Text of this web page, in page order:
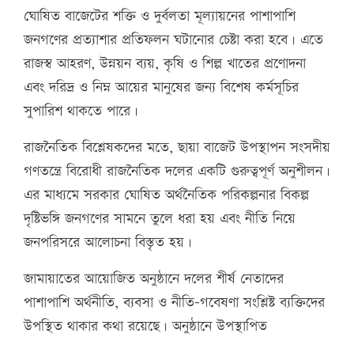
ঘোষিত বাজেটের শক্তি ও দুর্বলতা মূল্যায়নের পাশাপাশি
জনগণের প্রত্যাশার প্রতিফলন ঘটানোর চেষ্টা করা হবে। এতে
রাজস্ব আহরণ, উন্নয়ন ব্যয়, কৃষি ও শিল্প খাতের প্রণোদনা
এবং দরিদ্র ও নিম্ন আয়ের মানুষের জন্য বিশেষ কর্মসূচির
সুপারিশ থাকতে পারে।
রাজনৈতিক বিশ্লেষকদের মতে, ছায়া বাজেট উপস্থাপন সংসদীয়
গণতন্ত্রে বিরোধী রাজনৈতিক দলের একটি গুরুত্বপূর্ণ অনুশীলন।
এর মাধ্যমে সরকার ঘোষিত অর্থনৈতিক পরিকল্পনার বিকল্প
দৃষ্টিভঙ্গি জনগণের সামনে তুলে ধরা হয় এবং নীতি নিয়ে
জনপরিসরে আলোচনা বিস্তৃত হয়।
জামায়াতের আয়োজিত অনুষ্ঠানে দলের শীর্ষ নেতাদের
পাশাপাশি অর্থনীতি, ব্যবসা ও নীতি-গবেষণা সংশ্লিষ্ট ব্যক্তিদের
উপস্থিত থাকার কথা রয়েছে। অনুষ্ঠানে উপস্থাপিত